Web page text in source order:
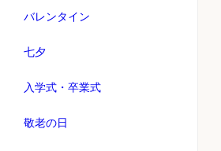
バレンタイン
七夕
入学式・卒業式
敬老の日